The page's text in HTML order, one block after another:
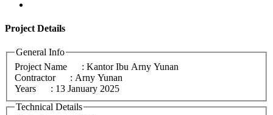
Project Details
General Info
Project Name
: Kantor Ibu Arny Yunan
Contractor
: Arny Yunan
Years
: 13 January 2025
Technical Details